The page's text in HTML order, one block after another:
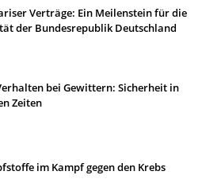
Verträge: Ein Meilenstein für die
der Bundesrepublik Deutschland
bei Gewittern: Sicherheit in
Zeiten
im Kampf gegen den Krebs